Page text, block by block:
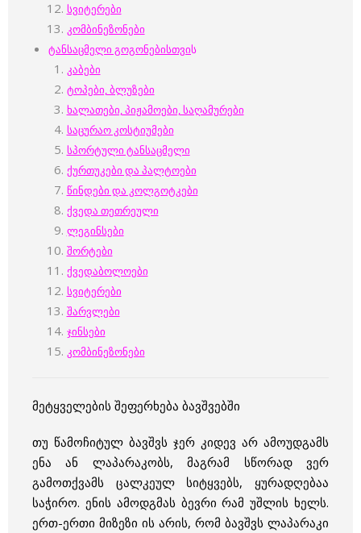
სვიტერები
კომბინეზონები
ტანსაცმელი გოგონებისთვის
კაბები
ტოპები, ბლუზები
ხალათები, პიჟამოები, საღამურები
საცურაო კოსტიუმები
სპორტული ტანსაცმელი
ქურთუკები და პალტოები
წინდები და კოლგოტკები
ქვედა თეთრეული
ლეგინსები
შორტები
ქვედაბოლოები
სვიტერები
შარვლები
ჯინსები
კომბინეზონები
მეტყველების შეფერხება ბავშვებში
თუ წამოჩიტულ ბავშვს ჯერ კიდევ არ ამოუდგამს
ენა ან ლაპარაკობს, მაგრამ სწორად ვერ
გამოთქვამს ცალკეულ სიტყვებს, ყურადღებაა
საჭირო. ენის ამოდგმას ბევრი რამ უშლის ხელს.
ერთ-ერთი მიზეზი ის არის, რომ ბავშვს ლაპარაკი